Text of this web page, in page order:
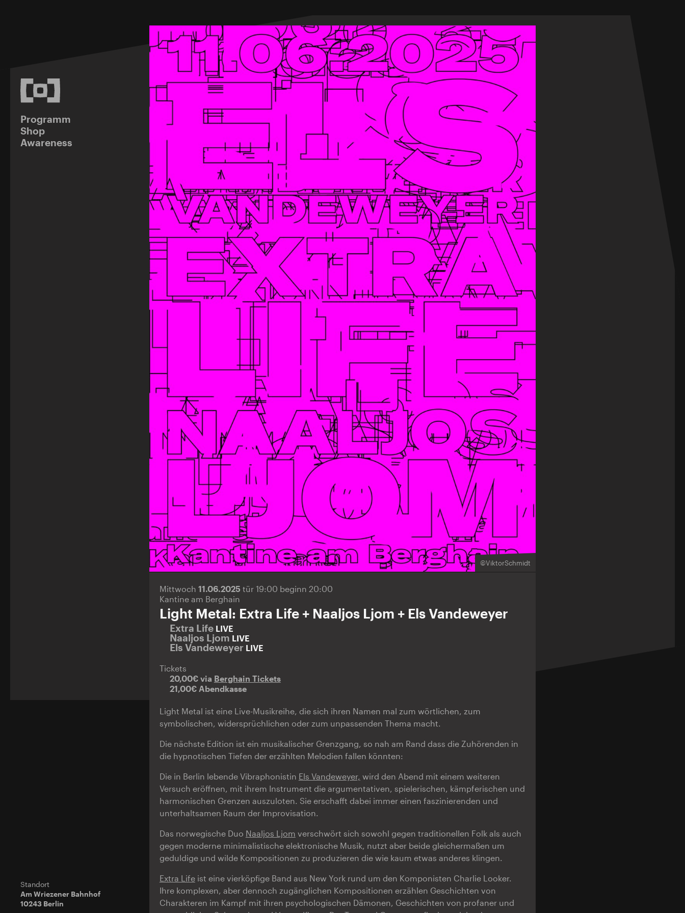
Programm
Shop
Awareness
Standort
Am Wriezener Bahnhof
10243 Berlin
©ViktorSchmidt
Mittwoch 11.06.2025 tür 19:00 beginn 20:00
Kantine am Berghain
Light Metal: Extra Life + Naaljos Ljom + Els Vandeweyer
Extra Life LIVE
Naaljos Ljom LIVE
Els Vandeweyer LIVE
Tickets
20,00€ via Berghain Tickets
21,00€ Abendkasse
Light Metal ist eine Live-Musikreihe, die sich ihren Namen mal zum wörtlichen, zum
symbolischen, widersprüchlichen oder zum unpassenden Thema macht.
Die nächste Edition ist ein musikalischer Grenzgang, so nah am Rand dass die Zuhörenden in
die hypnotischen Tiefen der erzählten Melodien fallen könnten:
Die in Berlin lebende Vibraphonistin Els Vandeweyer, wird den Abend mit einem weiteren
Versuch eröffnen, mit ihrem Instrument die argumentativen, spielerischen, kämpferischen und
harmonischen Grenzen auszuloten. Sie erschafft dabei immer einen faszinierenden und
unterhaltsamen Raum der Improvisation.
Das norwegische Duo Naaljos Ljom verschwört sich sowohl gegen traditionellen Folk als auch
gegen moderne minimalistische elektronische Musik, nutzt aber beide gleichermaßen um
geduldige und wilde Kompositionen zu produzieren die wie kaum etwas anderes klingen.
Extra Lifeist eine vierköpfige Band aus New York rund um den Komponisten Charlie Looker.
Ihre komplexen, aber dennoch zugänglichen Kompositionen erzählen Geschichten von
Charakteren im Kampf mit ihren psychologischen Dämonen, Geschichten von profaner und